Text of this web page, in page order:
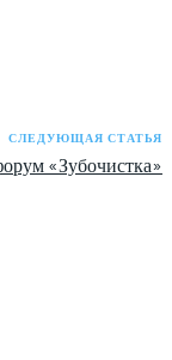
СЛЕДУЮЩАЯ СТАТЬЯ
«Зубочистка»